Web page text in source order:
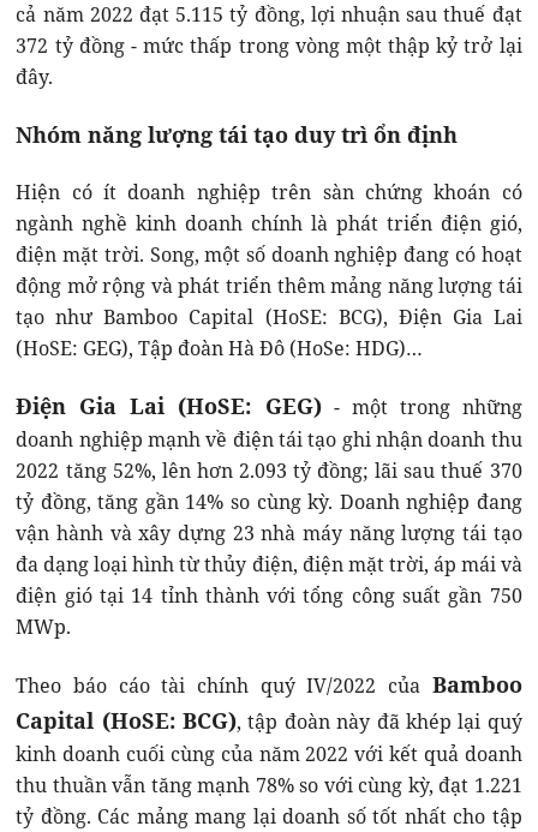
cả năm 2022 đạt 5.115 tỷ đồng, lợi nhuận sau thuế đạt
372 tỷ đồng - mức thấp trong vòng một thập kỷ trở lại
đây.
Nhóm năng lượng tái tạo duy trì ổn định
Hiện có ít doanh nghiệp trên sàn chứng khoán có
ngành nghề kinh doanh chính là phát triển điện gió,
điện mặt trời. Song, một số doanh nghiệp đang có hoạt
động mở rộng và phát triển thêm mảng năng lượng tái
tạo như Bamboo Capital (HoSE: BCG), Điện Gia Lai
(HoSE: GEG), Tập đoàn Hà Đô (HoSe: HDG)…
Điện Gia Lai (HoSE: GEG)- một trong những
doanh nghiệp mạnh về điện tái tạo ghi nhận doanh thu
2022 tăng 52%, lên hơn 2.093 tỷ đồng; lãi sau thuế 370
tỷ đồng, tăng gần 14% so cùng kỳ. Doanh nghiệp đang
vận hành và xây dựng 23 nhà máy năng lượng tái tạo
đa dạng loại hình từ thủy điện, điện mặt trời, áp mái và
điện gió tại 14 tỉnh thành với tổng công suất gần 750
MWp.
Theo báo cáo tài chính quý IV/2022 của Bamboo
Capital (HoSE: BCG), tập đoàn này đã khép lại quý
kinh doanh cuối cùng của năm 2022 với kết quả doanh
thu thuần vẫn tăng mạnh 78% so với cùng kỳ, đạt 1.221
tỷ đồng. Các mảng mang lại doanh số tốt nhất cho tập